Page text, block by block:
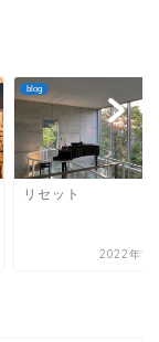
blog
リセット
2022年10